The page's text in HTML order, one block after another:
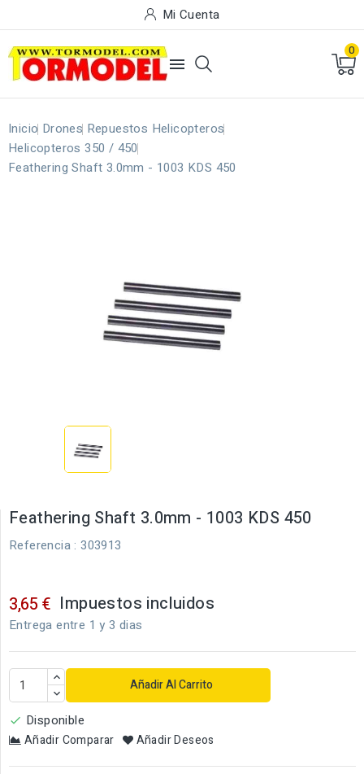
Mi Cuenta

0
Inicio Drones Repuestos Helicopteros
Helicopteros 350 / 450
Feathering Shaft 3.0mm - 1003 KDS 450
Feathering Shaft 3.0mm - 1003 KDS 450
Referencia : 303913
3,65 € Impuestos incluidos
Entrega entre 1 y 3 dias
Añadir Al Carrito
 Disponible
Añadir Comparar Añadir Deseos